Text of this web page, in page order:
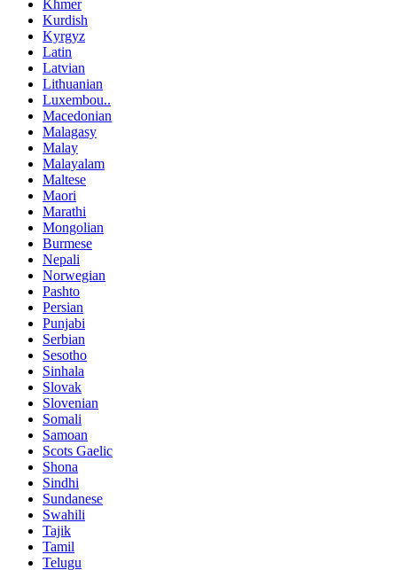
Khmer
Kurdish
Kyrgyz
Latin
Latvian
Lithuanian
Luxembou..
Macedonian
Malagasy
Malay
Malayalam
Maltese
Maori
Marathi
Mongolian
Burmese
Nepali
Norwegian
Pashto
Persian
Punjabi
Serbian
Sesotho
Sinhala
Slovak
Slovenian
Somali
Samoan
Scots Gaelic
Shona
Sindhi
Sundanese
Swahili
Tajik
Tamil
Telugu